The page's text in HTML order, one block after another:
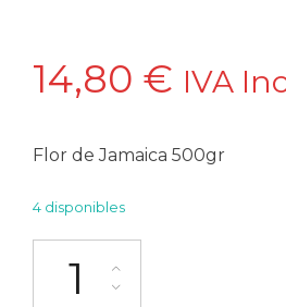
14,80 € IVA
Flor de Jamaica 500gr
4 disponibles